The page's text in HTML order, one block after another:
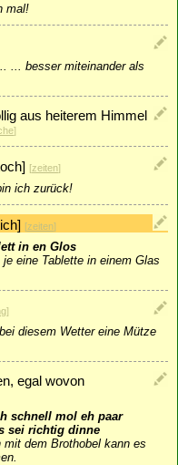
mal!
... besser miteinander als
aus heiterem Himmel
]
] [zeiten]
ich zurück!
] [zeiten]
in en Glos
eine Tablette in einem Glas
]
diesem Wetter eine Mütze
egal wovon
schnell mol eh paar
sei richtig dinne
dem Brothobel kann es